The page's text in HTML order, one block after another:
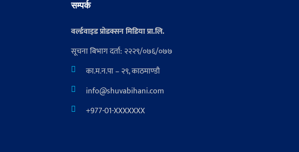
सम्पर्क
वर्ल्डवाइड प्रोडक्सन मिडिया प्रा.लि.
सूचना बिभाग दर्ता: २२२९/०७६/०७७
का.म.न.पा – २९, काठमाण्डौ
info@shuvabihani.com
+977-01-XXXXXXX